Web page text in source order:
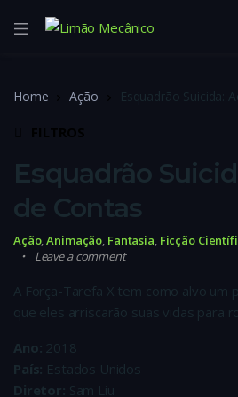
Home Ação Esquadrão Suicida:
Esquadrão
de Contas
Ação,Animação, Fantasia, Ficção
Leave a comment
A Força-Tarefa X tem como alvo
que eles arriscarão suas vidas para
Ano: 2018
País: Estados Unidos
Diretor: Sam Liu